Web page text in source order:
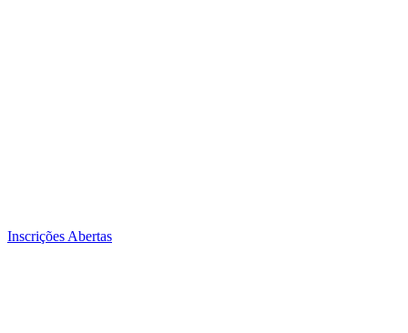
Inscrições Abertas